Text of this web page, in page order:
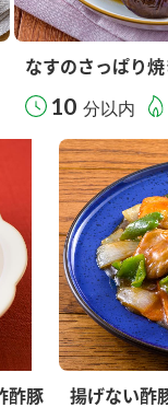
なすのさっぱり
10 分以内
酢豚 揚げない酢